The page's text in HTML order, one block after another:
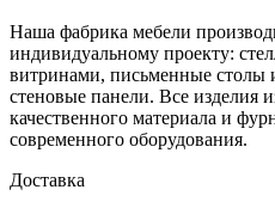
Наша фабрика мебели
индивидуальному проекту:
витринами, письменные
стеновые панели. Все изделия
качественного материала и
современного оборудования.
Доставка